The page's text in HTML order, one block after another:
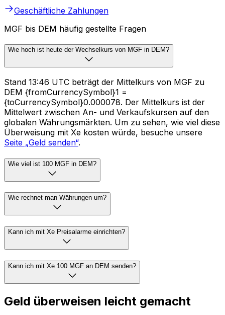
Geschäftliche Zahlungen
MGF bis DEM häufig gestellte Fragen
Wie hoch ist heute der Wechselkurs von MGF in DEM?
Stand 13:46 UTC beträgt der Mittelkurs von MGF zu
DEM {fromCurrencySymbol}1 =
{toCurrencySymbol}0.000078. Der Mittelkurs ist der
Mittelwert zwischen An- und Verkaufskursen auf den
globalen Währungsmärkten. Um zu sehen, wie viel diese
Überweisung mit Xe kosten würde, besuche unsere
Seite „Geld senden“.
Wie viel ist 100 MGF in DEM?
Wie rechnet man Währungen um?
Kann ich mit Xe Preisalarme einrichten?
Kann ich mit Xe 100 MGF an DEM senden?
Geld überweisen leicht gemacht